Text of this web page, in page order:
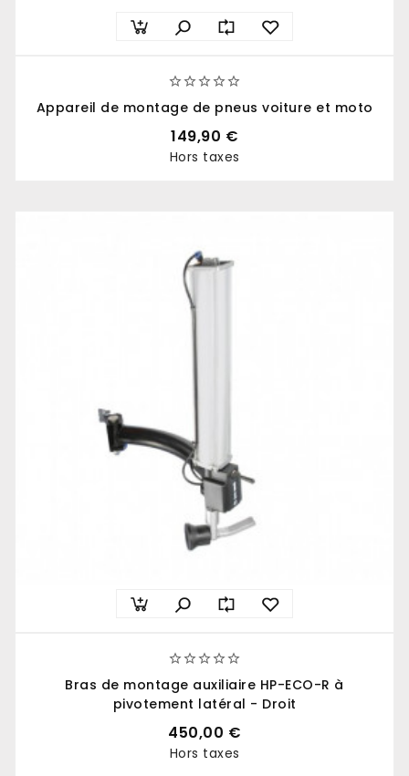

Appareil de montage de pneus voiture et moto
149,90 €
Hors taxes

Bras de montage auxiliaire HP-ECO-R à
pivotement latéral - Droit
450,00 €
Hors taxes